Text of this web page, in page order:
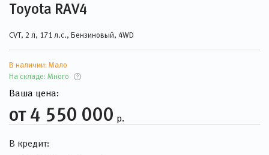
Toyota RAV4
CVT, 2 л, 171 л.с., Бензиновый, 4WD
В наличии: Мало
На складе: Много
Ваша цена:
от 4 550 000 р.
В кредит: